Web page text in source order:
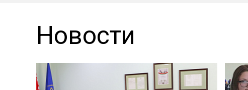
Новости